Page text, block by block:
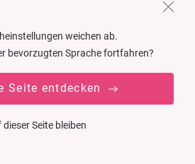
weichen ab.
bevorzugten Sprache fortfahren?
Seite entdecken
dieser Seite bleiben